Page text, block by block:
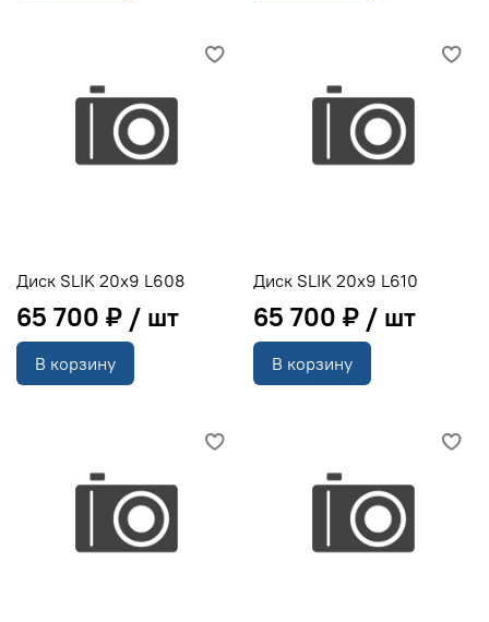
Диск SLIK 20x9 L608
65 700 ₽
В корзину
Диск SLIK 20x9 L610
65 700 ₽
В корзину